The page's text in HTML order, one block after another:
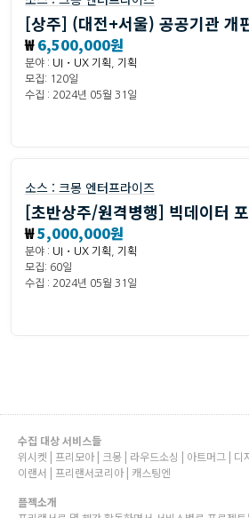
[상주] (대전+서울) 공공기관 개
₩6,500,000원
분야 : UI・UX 기획
기획
모집: 120일
수집 : 2024년 05월 31일
소스 : 크몽 엔터프라이즈
[초반상주/원격병행] 빅데이터
₩5,000,000원
분야 : UI・UX 기획
기획
모집: 60일
수집 : 2024년 05월 31일
수집 대상 서비스들
위시켓 | 프리모아 | 크몽 | 라우드소싱 | 아트머그 | 디
이랜서 | 프리랜서코리아 | 캐스팅엔
플젝소개